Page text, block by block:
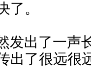
了。
发出了一声
出了很远